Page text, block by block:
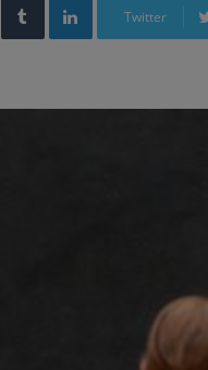
Twitter